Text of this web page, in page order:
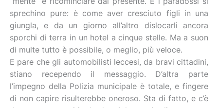
sprechino pure: è come aver cresciuto figli in una
giungla, e da un giorno all’altro dislocarli ancora
sporchi di terra in un hotel a cinque stelle. Ma a suon
di multe tutto è possibile, o meglio, più veloce.
E pare che gli automobilisti leccesi, da bravi cittadini,
stiano recependo il messaggio. D’altra parte
l’impegno della Polizia municipale è totale, e fingere
di non capire risulterebbe oneroso. Sta di fatto, e c’è